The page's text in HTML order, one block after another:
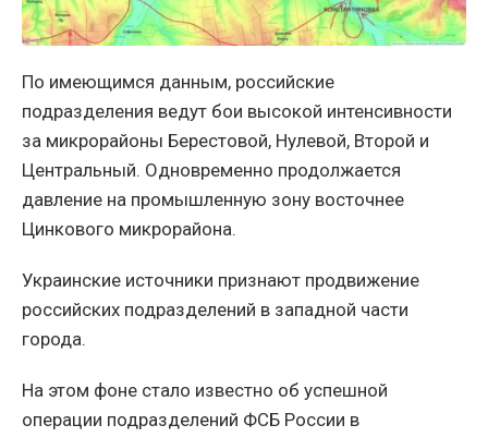
По имеющимся данным, российские
подразделения ведут бои высокой интенсивности
за микрорайоны Берестовой, Нулевой, Второй и
Центральный. Одновременно продолжается
давление на промышленную зону восточнее
Цинкового микрорайона.
Украинские источники признают продвижение
российских подразделений в западной части
города.
На этом фоне стало известно об успешной
операции подразделений ФСБ России в